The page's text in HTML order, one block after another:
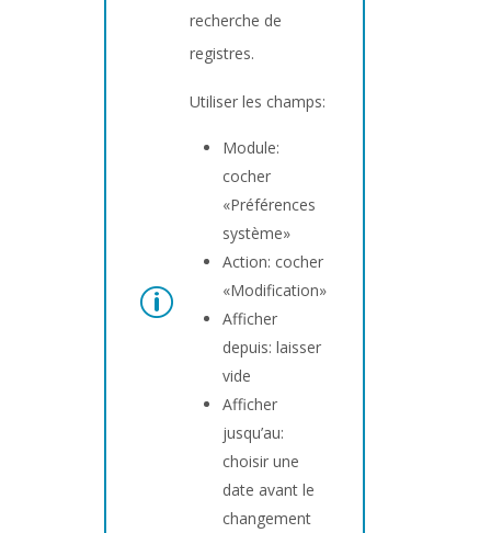
recherche de
registres.
Utiliser les champs:
Module:
cocher
«Préférences
système»
Action: cocher
«Modification»
Afficher
depuis: laisser
vide
Afficher
jusqu’au:
choisir une
date avant le
changement